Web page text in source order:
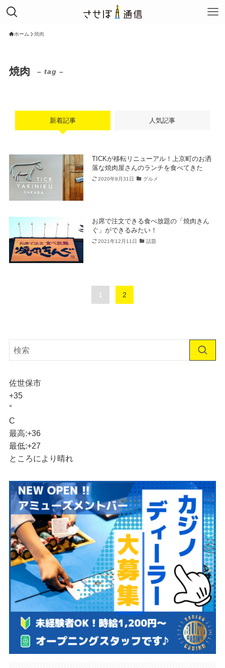
ホーム 焼肉
焼肉 – tag –
新着記事 人気記事
TICKが移転リニューアル！上京町のお洒
落な焼肉屋さんのランチを食べてきた
2020年8月31日 グルメ
お席で注文できる食べ放題の「焼肉きん
ぐ」ができるみたい！
2021年12月11日 話題
1 2
佐世保市
+35
°
C
最高:+36
最低:+27
ところにより晴れ